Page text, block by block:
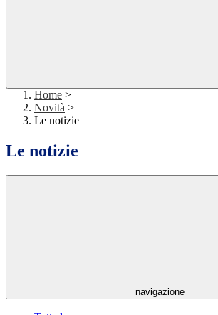
Home >
Novità >
Le notizie
Le notizie
navigazione